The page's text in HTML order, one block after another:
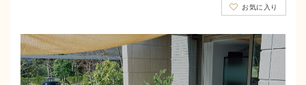
お気に入り